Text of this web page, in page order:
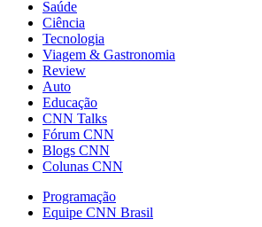
Saúde
Ciência
Tecnologia
Viagem & Gastronomia
Review
Auto
Educação
CNN Talks
Fórum CNN
Blogs CNN
Colunas CNN
Programação
Equipe CNN Brasil